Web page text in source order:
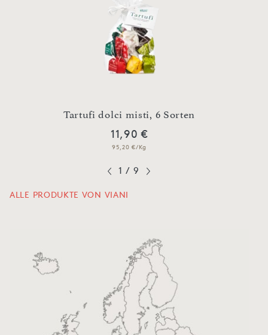
Tartufi dolci misti, 6 Sorten
11,90 €
95,20 €/Kg
1 / 9
ALLE PRODUKTE VON VIANI